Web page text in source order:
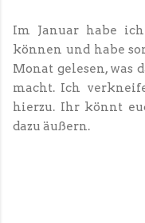
Im Januar habe
können und habe
Monat gelesen, was
macht. Ich
hierzu. Ihr könnt
dazu äußern.